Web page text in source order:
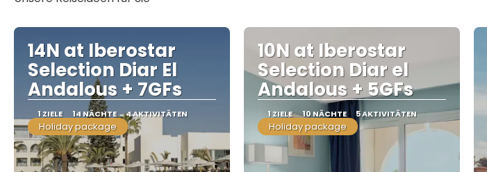
14N at Iberostar
Selection Diar El
Andalous + 7GFs
1 ZIELE 14 NÄCHTE 4 AKTIVITÄTEN
Holiday package
10N at Iberostar
Selection Diar el
Andalous + 5GFs
1 ZIELE 10 NÄCHTE 5 AKTIVITÄTEN
Holiday package